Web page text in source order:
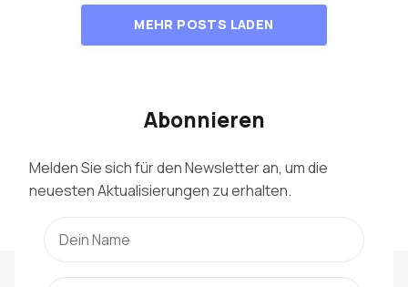
MEHR POSTS LADEN
Abonnieren
Melden Sie sich für den Newsletter an, um die
neuesten Aktualisierungen zu erhalten.